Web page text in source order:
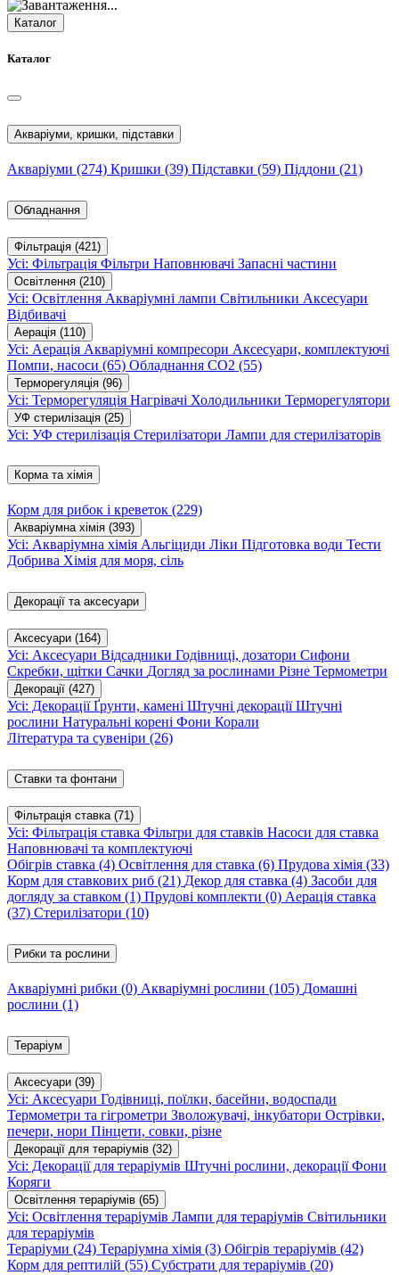
Каталог
Каталог
Акваріуми, кришки, підставки
Акваріуми (274) Кришки (39) Підставки (59) Піддони (21)
Обладнання
Фільтрація (421)
Усі: Фільтрація Фільтри Наповнювачі Запасні частини
Освітлення (210)
Усі: Освітлення Акваріумні лампи Світильники Аксесуари
Відбивачі
Аерація (110)
Усі: Аерація Акваріумні компресори Аксесуари, комплектуючі
Помпи, насоси (65) Обладнання CO2 (55)
Терморегуляція (96)
Усі: Терморегуляція Нагрівачі Холодильники Терморегулятори
УФ стерилізація (25)
Усі: УФ стерилізація Стерилізатори Лампи для стерилізаторів
Корма та хімія
Корм для рибок і креветок (229)
Акваріумна хімія (393)
Усі: Акваріумна хімія Альгіциди Ліки Підготовка води Тести
Добрива Хімія для моря, сіль
Декорації та аксесуари
Аксесуари (164)
Усі: Аксесуари Відсадники Годівниці, дозатори Сифони
Скребки, щітки Сачки Догляд за рослинами Різне Термометри
Декорації (427)
Усі: ДекораціїҐрунти, камені Штучні декораціїШтучні
рослини Натуральні корені Фони Корали
Література та сувеніри (26)
Ставки та фонтани
Фільтрація ставка (71)
Усі: Фільтрація ставка Фільтри для ставків Насоси для ставка
Наповнювачі та комплектуючі
Обігрів ставка (4) Освітлення для ставка (6) Прудова хімія (33)
Корм для ставкових риб (21) Декор для ставка (4) Засоби для
догляду за ставком (1) Прудові комплекти (0) Аерація ставка
(37) Стерилізатори (10)
Рибки та рослини
Акваріумні рибки (0) Акваріумні рослини (105) Домашні
рослини (1)
Тераріум
Аксесуари (39)
Усі: Аксесуари Годівниці, поїлки, басейни, водоспади
Термометри та гігрометри Зволожувачі, інкубатори Острівки,
печери, нори Пінцети, совки, різне
Декорації для тераріумів (32)
Усі: Декорації для тераріумів Штучні рослини, декораціїФони
Коряги
Освітлення тераріумів (65)
Усі: Освітлення тераріумів Лампи для тераріумів Світильники
для тераріумів
Тераріуми (24) Тераріумна хімія (3) Обігрів тераріумів (42)
Корм для рептилій (55) Субстрати для тераріумів (20)